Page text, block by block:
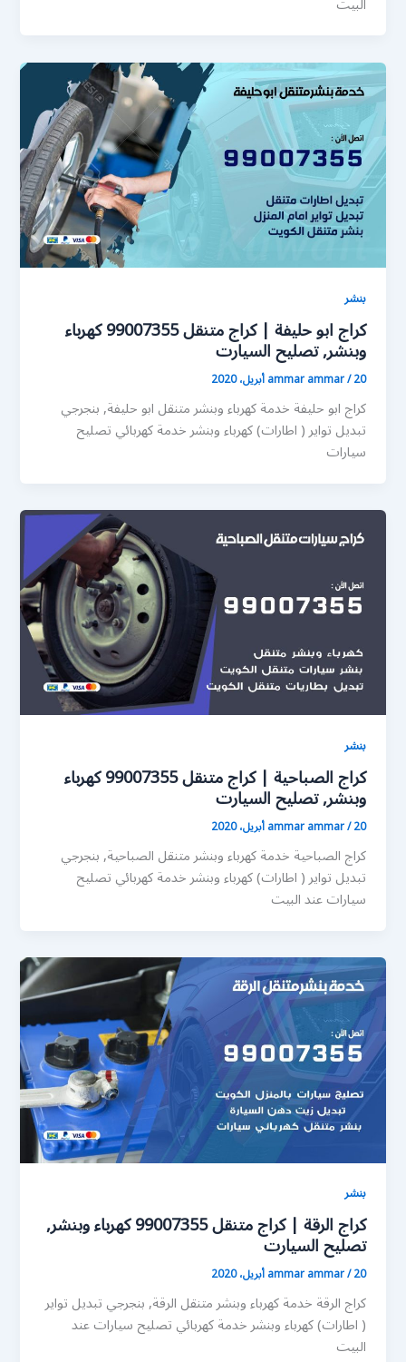
بنشر
كراج ابو حليفة | كراج متنقل 99007355 كهرباء
وبنشر, تصليح السيارت
ammar ammar/20 أبريل، 2020
كراج ابو حليفة خدمة كهرباء وبنشر متنقل ابو حليفة, بنجرجي
تبديل تواير ( اطارات) كهرباء وبنشر خدمة كهربائي تصليح
سيارات
بنشر
كراج الصباحية | كراج متنقل 99007355 كهرباء
وبنشر, تصليح السيارت
ammar ammar/20 أبريل، 2020
كراج الصباحية خدمة كهرباء وبنشر متنقل الصباحية, بنجرجي
تبديل تواير ( اطارات) كهرباء وبنشر خدمة كهربائي تصليح
سيارات عند البيت
بنشر
كراج الرقة | كراج متنقل 99007355 كهرباء وبنشر,
تصليح السيارت
ammar ammar/20 أبريل، 2020
كراج الرقة خدمة كهرباء وبنشر متنقل الرقة, بنجرجي تبديل تواير
( اطارات) كهرباء وبنشر خدمة كهربائي تصليح سيارات عند
البيت